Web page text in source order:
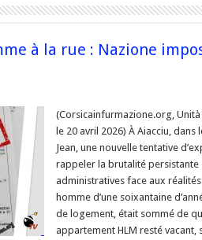
à la rue : Nazione
(Corsicainfurmazione.org, Unità
le 20 avril 2026) À Aiacciu, dans
Jean, une nouvelle tentative
rappeler la brutalité persistante
administratives face aux
homme d’une soixantaine
de logement, était sommé de
appartement HLM resté vacant,